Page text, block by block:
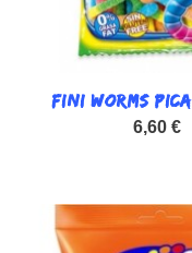
Vista
FINI WORMS
6,60 €